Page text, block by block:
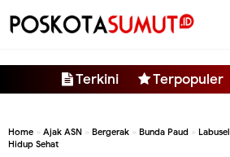
Terkini Terpopuler
Home » Ajak ASN » Bergerak » Bunda Paud » Labusel
Hidup Sehat